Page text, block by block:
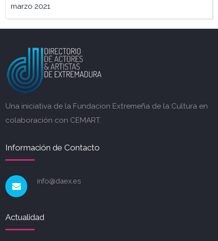
marzo 2021
Una iniciativa de la Fundacion Extremeña de la Cultura en
colaboración con CEMART.
Información de Contacto
info@daex.es
Actualidad